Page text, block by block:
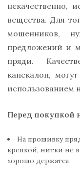
некачественно,
вещества. Для
мошенников,
предложений и
пряди.
канекалон,
использованием
Перед покупкой
На прошивку
крепкой, нитки не
хорошо держатся.